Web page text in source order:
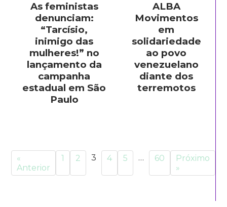
As feministas
denunciam:
“Tarcísio,
inimigo das
mulheres!” no
lançamento da
campanha
estadual em São
Paulo
ALBA
Movimentos
em
solidariedade
ao povo
venezuelano
diante dos
terremotos
«
Anterior
1 2 3 4 5 … 60
Próximo
»